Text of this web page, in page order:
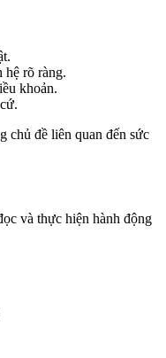
hệ rõ ràng.
khoản.
chủ đề liên quan đến sức
và thực hiện hành động